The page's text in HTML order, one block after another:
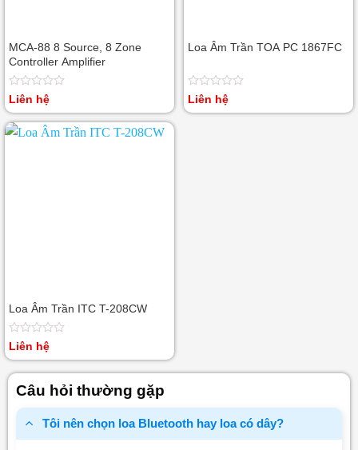
MCA-88 8 Source, 8 Zone
Controller Amplifier
Được
hạng
0
Liên hệ
Loa Âm Trần TOA PC 1867FC
Được
Liên hệ
Loa Âm Trần ITC T-208CW
Được
0
sao
Liên hệ
Câu hỏi thường gặp
Tôi nên chọn loa Bluetooth hay loa có dây?